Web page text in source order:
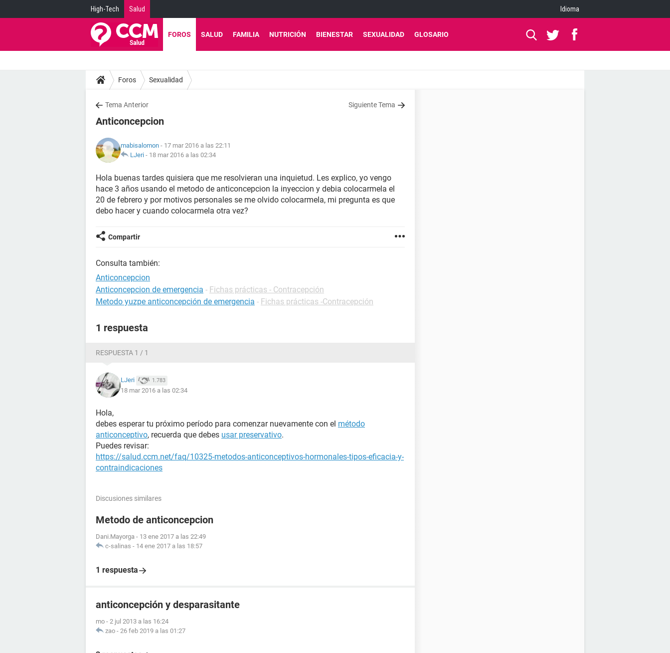
High-Tech Salud Idioma
FOROS SALUD FAMILIA NUTRICIÓN BIENESTAR SEXUALIDAD GLOSARIO
Foros Sexualidad
Tema Anterior Siguiente Tema
Anticoncepcion
mabisalomon - 17 mar 2016 a las 22:11
LJeri - 18 mar 2016 a las 02:34
Hola buenas tardes quisiera que me resolvieran una inquietud. Les explico, yo vengo
hace 3 años usando el metodo de anticoncepcion la inyeccion y debia colocarmela el
20 de febrero y por motivos personales se me olvido colocarmela, mi pregunta es que
debo hacer y cuando colocarmela otra vez?
Compartir
Consulta también:
Anticoncepcion
Anticoncepcion de emergencia - Fichas prácticas - Contracepción
Metodo yuzpe anticoncepción de emergencia - Fichas prácticas -Contracepción
1 respuesta
RESPUESTA 1 / 1
LJeri 1.783
18 mar 2016 a las 02:34
Hola,
debes esperar tu próximo período para comenzar nuevamente con el método
anticonceptivo, recuerda que debes usar preservativo.
Puedes revisar:
https://salud.ccm.net/faq/10325-metodos-anticonceptivos-hormonales-tipos-eficacia-y-
contraindicaciones
Discusiones similares
Metodo de anticoncepcion
Dani.Mayorga - 13 ene 2017 a las 22:49
c-salinas - 14 ene 2017 a las 18:57
1 respuesta
anticoncepción y desparasitante
mo - 2 jul 2013 a las 16:24
zao - 26 feb 2019 a las 01:27